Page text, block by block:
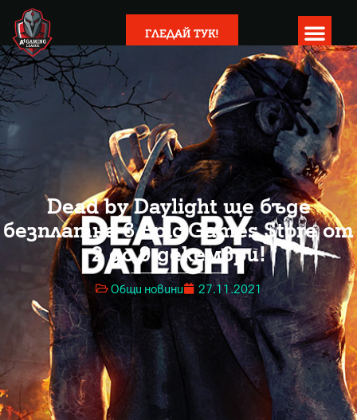
ГЛЕДАЙ ТУК!
Dead by Daylight ще бъде
безплатна в Epic Games Store от
2 до 9 декември!
Общи новини 27.11.2021